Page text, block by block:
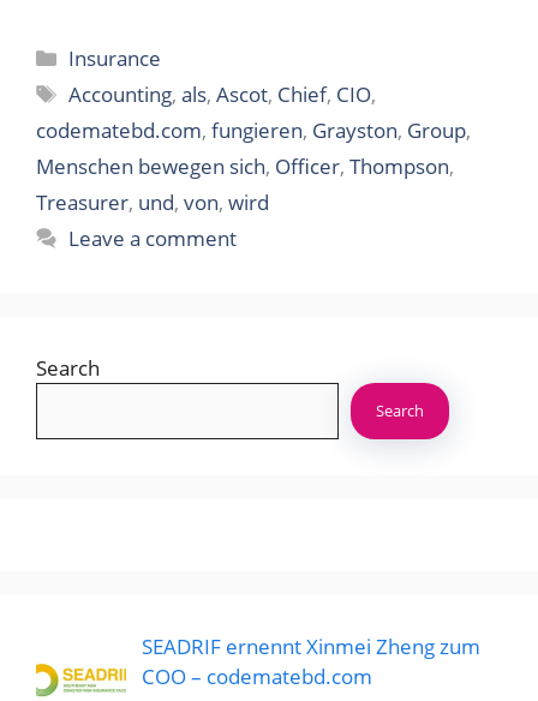
Categories
Insurance
Tags
Accounting,als,Ascot, Chief, CIO,
codematebd.com, fungieren, Grayston, Group,
Menschen bewegen sich, Officer, Thompson,
Treasurer, und, von, wird
Leave a comment
Search
Search
SEADRIF ernennt Xinmei Zheng zum
COO – codematebd.com